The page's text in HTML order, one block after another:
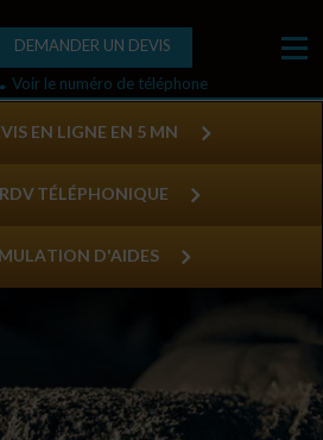
DEMANDER UN DEVIS
Voir le numéro de téléphone
EN LIGNE EN 5 MN
TÉLÉPHONIQUE
D'AIDES